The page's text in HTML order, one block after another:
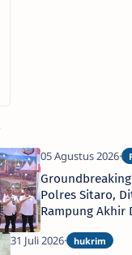
Polres Sitaro,
Rampung Akhir